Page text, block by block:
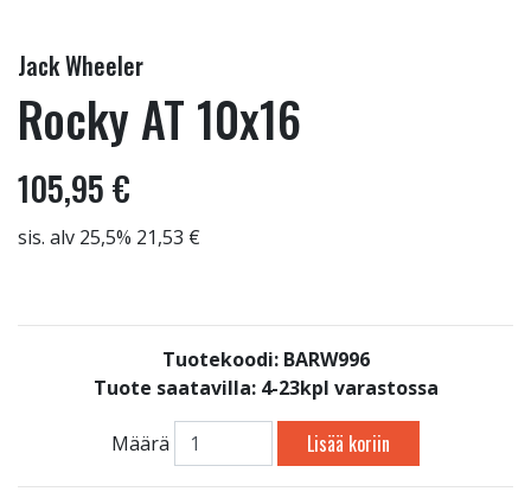
Jack Wheeler
Rocky AT 10x16
105,95 €
sis. alv 25,5% 21,53 €
Tuotekoodi: BARW996
Tuote saatavilla: 4-23kpl varastossa
Määrä Lisää koriin